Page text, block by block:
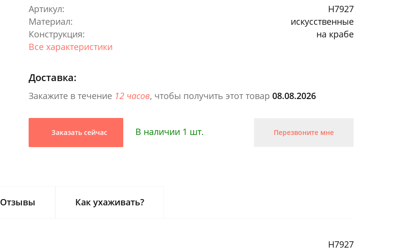
Артикул:
H7927
Материал:
искусственные
Конструкция:
на крабе
Все характеристики
Доставка:
Закажите в течение 12 часов, чтобы получить этот товар 08.08.2026
Заказать сейчас В наличии 1 шт. Перезвоните мне
Отзывы Как ухаживать?
H7927